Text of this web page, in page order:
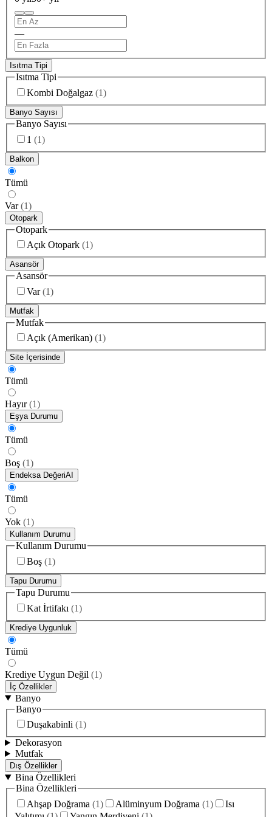
—
Isıtma Tipi
Isıtma Tipi
Kombi Doğalgaz (1)
Banyo Sayısı
Banyo Sayısı
1 (1)
Balkon
Tümü
Var (1)
Otopark
Otopark
Açık Otopark (1)
Asansör
Asansör
Var (1)
Mutfak
Mutfak
Açık (Amerikan) (1)
Site İçerisinde
Tümü
Hayır (1)
Eşya Durumu
Tümü
Boş (1)
Endeksa DeğeriAI
Tümü
Yok (1)
Kullanım Durumu
Kullanım Durumu
Boş (1)
Tapu Durumu
Tapu Durumu
Kat İrtifakı (1)
Krediye Uygunluk
Tümü
Krediye Uygun Değil (1)
İç Özellikler
Banyo
Banyo
Duşakabinli (1)
Dekorasyon
Mutfak
Dış Özellikler
Bina Özellikleri
Bina Özellikleri
Ahşap Doğrama (1) Alüminyum Doğrama (1)
Isı